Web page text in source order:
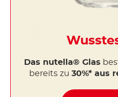
Das nutella® Glas
bereits zu 30%* aus